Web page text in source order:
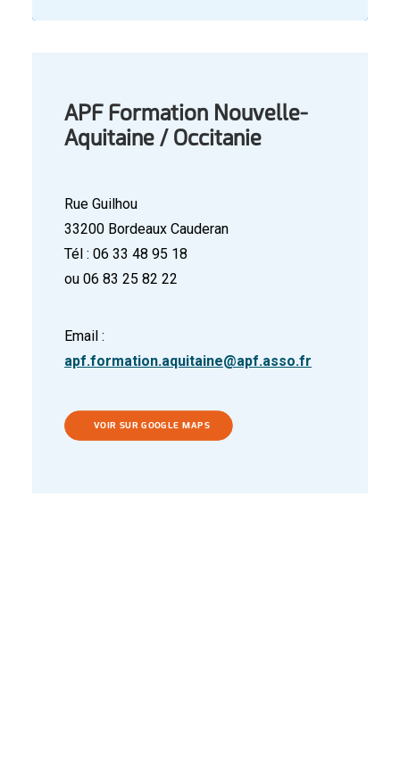
APF Formation Nouvelle-
Aquitaine / Occitanie
Rue Guilhou
33200 Bordeaux Cauderan
Tél : 06 33 48 95 18
ou 06 83 25 82 22
Email :
apf.formation.aquitaine@apf.asso.fr
VOIR SUR GOOGLE MAPS